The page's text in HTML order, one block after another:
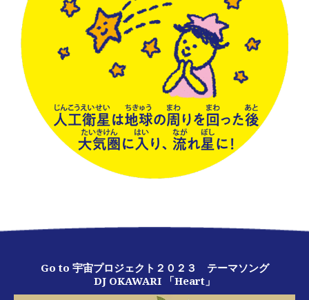
Go to 宇宙プロジェクト２０２３ テーマソング
DJ OKAWARI 「Heart」